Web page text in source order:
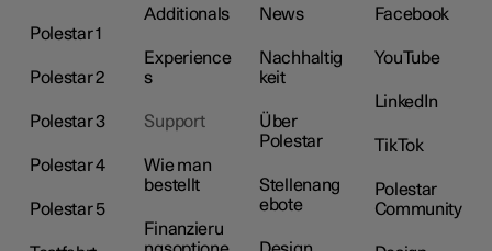
Polestar 1
Polestar 2
Polestar 3
Polestar 4
Polestar 5
Additionals
Experience
s
Support
Wie man
bestellt
Finanzieru
News
Nachhaltig
keit
Über
Polestar
Stellenang
ebote
Facebook
YouTube
LinkedIn
TikTok
Polestar
Community